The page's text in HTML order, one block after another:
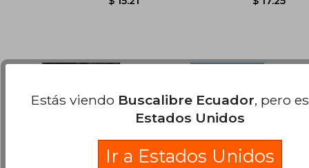
Estás viendo Buscalibre Ecuador, pero
Estados Unidos
Ir a Estados Unidos